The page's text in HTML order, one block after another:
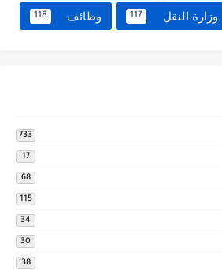
وزارة النقل 117 وظائف 118
733
17
68
115
34
30
38